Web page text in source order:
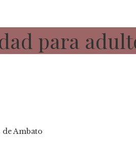
para
Ambato